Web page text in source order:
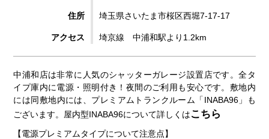
住所 埼玉県さいたま市桜区西堀7-17-17
アクセス 埼京線 中浦和駅より1.2km
中浦和店は非常に人気のシャッターガレージ設置店です。全タ
イプ庫内に電源・照明付き！夜間のご利用も安心です。敷地内
には同敷地内には、プレミアムトランクルーム「INABA96」も
ございます。屋内型INABA96について詳しくはこちら
【電源プレミアムタイプについて注意点】